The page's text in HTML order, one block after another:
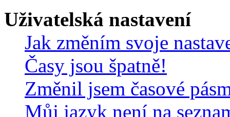
Uživatelská nastavení
Jak změním svoje
Časy jsou špatně!
Změnil jsem časové
Můj jazyk není na